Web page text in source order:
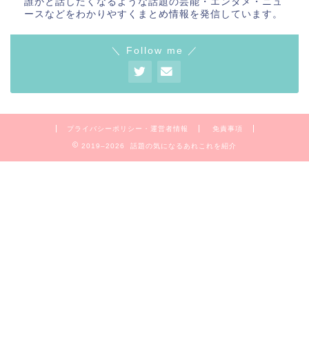
ースなどをわかりやすくまとめ情報を発信しています。
＼ Follow me ／
プライバシーポリシー・運営者情報 免責事項
2019–2026 話題の気になるあれこれを紹介